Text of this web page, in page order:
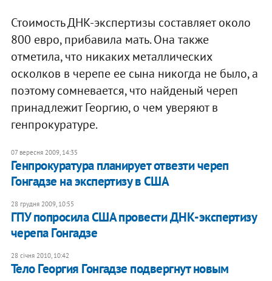
Стоимость ДНК-экспертизы составляет около
800 евро, прибавила мать. Она также
отметила, что никаких металлических
осколков в черепе ее сына никогда не было, а
поэтому сомневается, что найденый череп
принадлежит Георгию, о чем уверяют в
генпрокуратуре.
07 вересня 2009, 14:35
Генпрокуратура планирует отвезти череп
Гонгадзе на экспертизу в США
28 грудня 2009, 10:55
ГПУ попросила США провести ДНК-экспертизу
черепа Гонгадзе
28 січня 2010, 10:42
Тело Георгия Гонгадзе подвергнут новым